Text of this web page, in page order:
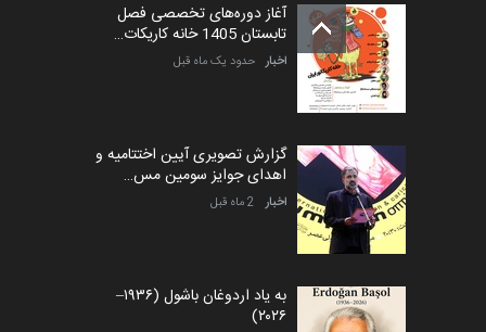
آغاز دوره‌های تخصصی فصل
تابستان 1405 خانه کاریکات…
اخبار حدود یک ماه قبل
گزارش تصویری آیین اختتامیه و
اهدای جوایز سومین مس…
اخبار 2 ماه قبل
به یاد اردوغان باشول (۱۹۳۶–
۲۰۲۶)